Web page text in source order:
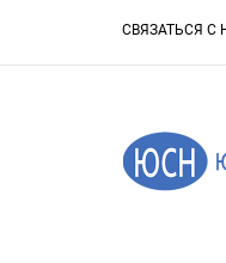
СВЯЗАТЬСЯ С